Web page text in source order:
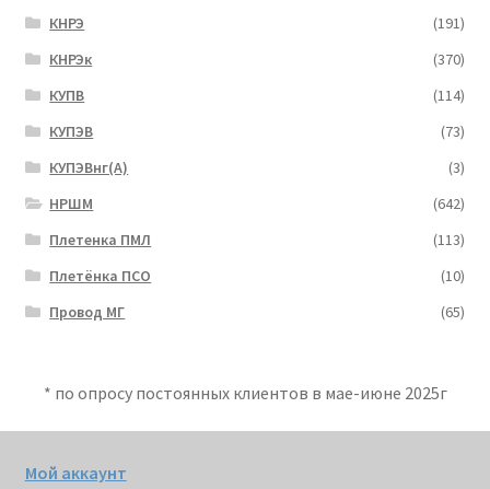
КНРЭ
(191)
КНРЭк
(370)
КУПВ
(114)
КУПЭВ
(73)
КУПЭВнг(А)
(3)
НРШМ
(642)
Плетенка ПМЛ
(113)
Плетёнка ПСО
(10)
Провод МГ
(65)
* по опросу постоянных клиентов в мае-июне 2025г
Мой аккаунт